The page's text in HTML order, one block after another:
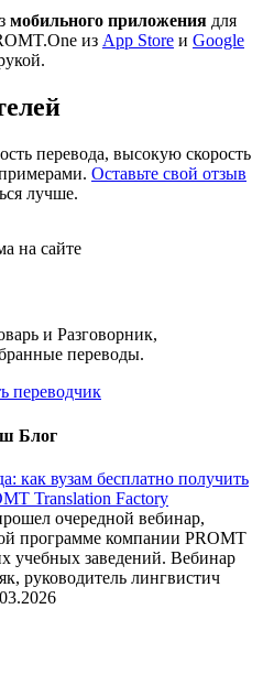
мобильного приложения для
из App Store и Google
перевода, высокую скорость
Оставьте свой отзыв
лучше.
на сайте
и Разговорник,
переводы.
Блог
как вузам бесплатно получить
Translation Factory
очередной вебинар,
программе компании PROMT
учебных заведений. Вебинар
руководитель лингвистич